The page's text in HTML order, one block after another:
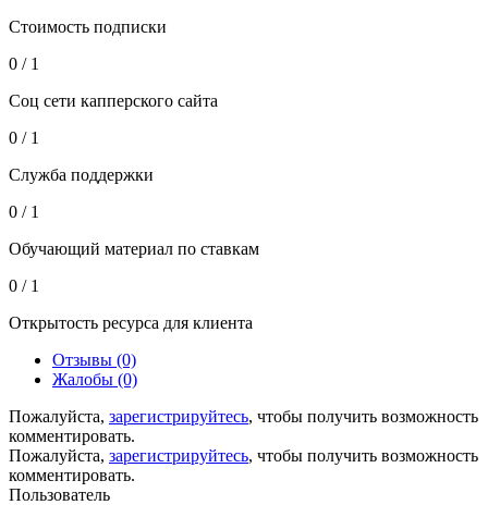
Стоимость подписки
0 / 1
Соц сети капперского сайта
0 / 1
Служба поддержки
0 / 1
Обучающий материал по ставкам
0 / 1
Открытость ресурса для клиента
Отзывы (0)
Жалобы (0)
Пожалуйста, зарегистрируйтесь, чтобы получить возможность
комментировать.
Пожалуйста, зарегистрируйтесь, чтобы получить возможность
комментировать.
Пользователь